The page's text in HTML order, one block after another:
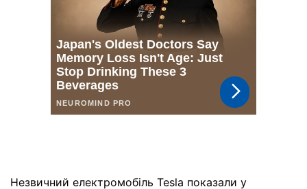
Незвичний електромобіль Tesla показали у